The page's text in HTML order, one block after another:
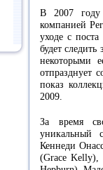
В 2007 году
компанией
уходе с
будет
некоторыми
отпразднует
показ
2009.
За время
уникальный
Кеннеди
(Grace